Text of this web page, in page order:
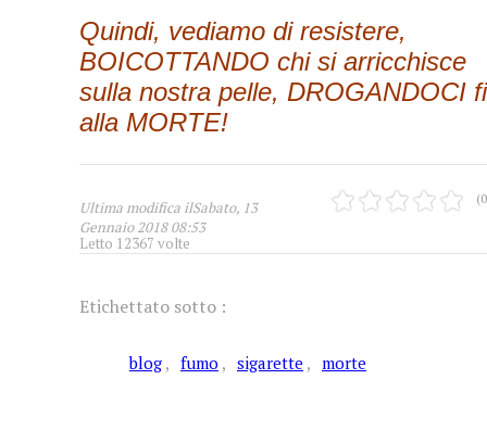
Quindi, vediamo di resistere,
BOICOTTANDO chi si arricchisce
sulla nostra pelle, DROGANDOCI
alla MORTE!
Ultima modifica ilSabato, 13
Gennaio 2018 08:53
Letto 12367 volte
Etichettato sotto :
blog fumo sigarette morte